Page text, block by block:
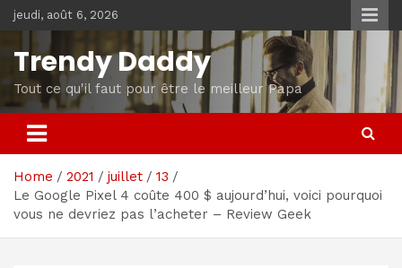
Skip
to
content
jeudi, août 6, 2026
Trendy Daddy
Tout ce qu'il faut pour être le meilleur Papa
Home 2021 juillet
13
Le Google Pixel 4 coûte 400 $ aujourd’hui, voici pourquoi
vous ne devriez pas l’acheter – Review Geek